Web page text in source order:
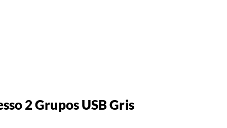
2 Grupos USB Gris